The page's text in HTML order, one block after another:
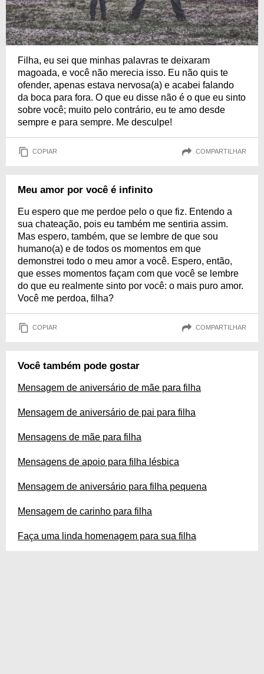
Filha, eu sei que minhas palavras te deixaram
magoada, e você não merecia isso. Eu não quis te
ofender, apenas estava nervosa(a) e acabei falando
da boca para fora. O que eu disse não é o que eu sinto
sobre você; muito pelo contrário, eu te amo desde
sempre e para sempre. Me desculpe!
COPIAR COMPARTILHAR
Meu amor por você é infinito
Eu espero que me perdoe pelo o que fiz. Entendo a
sua chateação, pois eu também me sentiria assim.
Mas espero, também, que se lembre de que sou
humano(a) e de todos os momentos em que
demonstrei todo o meu amor a você. Espero, então,
que esses momentos façam com que você se lembre
do que eu realmente sinto por você: o mais puro amor.
Você me perdoa, filha?
COPIAR COMPARTILHAR
Você também pode gostar
Mensagem de aniversário de mãe para filha
Mensagem de aniversário de pai para filha
Mensagens de mãe para filha
Mensagens de apoio para filha lésbica
Mensagem de aniversário para filha pequena
Mensagem de carinho para filha
Faça uma linda homenagem para sua filha